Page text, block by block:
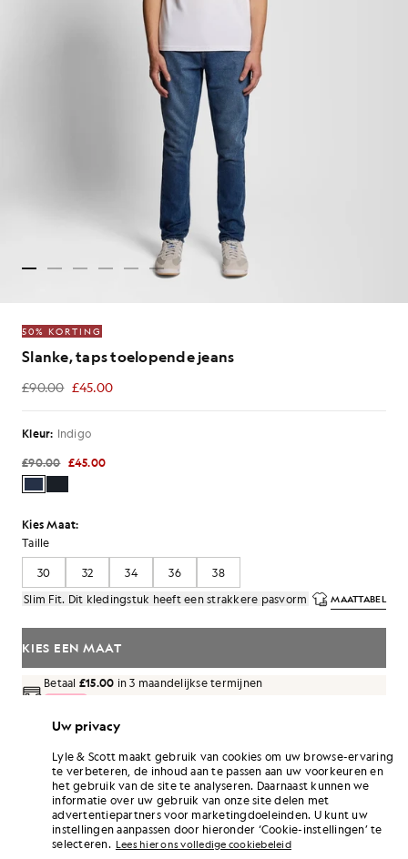
50% KORTING
Slanke, taps toelopende jeans
£90.00 £45.00
£45.00
Kleur: Indigo
£90.00 £45.00
Kies Maat:
Taille
30 32 34 36
38
Slim Fit. Dit kledingstuk heeft een strakkere pasvorm
MAATTABEL
KIES EEN MAAT
Betaal £15.00 in 3 maandelijkse termijnen
Gratis verzending bij bestellingen van meer dan £70
Verdien het dubbele! Verdien270-punten
met deze aankoop.
6 points = £ 1,00
AANMELDEN
PRODUCTGEGEVENS
PRODUCTGESCHIKTHEID
Uw privacy
Lyle & Scott maakt gebruik van cookies om uw browse-ervaring
te verbeteren, de inhoud aan te passen aan uw voorkeuren en
het gebruik van de site te analyseren. Daarnaast kunnen we
informatie over uw gebruik van onze site delen met
advertentiepartners voor marketingdoeleinden. U kunt uw
instellingen aanpassen door hieronder ‘Cookie-instellingen’ te
selecteren.
Lees hier ons volledige cookiebeleid